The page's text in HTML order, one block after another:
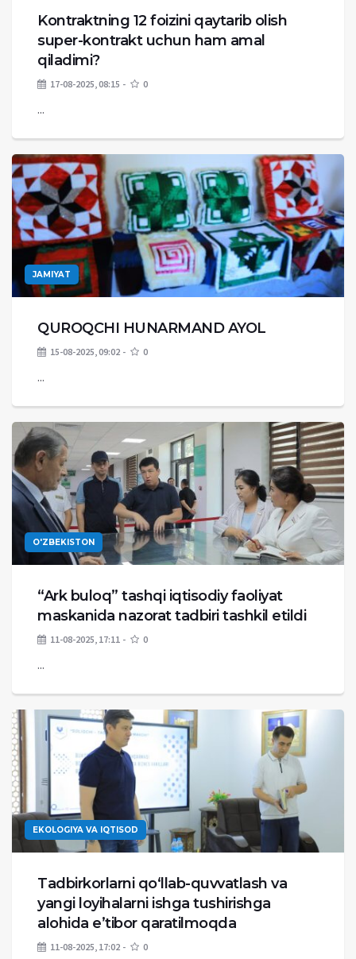
Kontraktning 12 foizini qaytarib olish
super-kontrakt uchun ham amal
qiladimi?
17-08-2025, 08:15 0
...
JAMIYAT
QUROQCHI HUNARMAND AYOL
15-08-2025, 09:02 0
...
O'ZBEKISTON
“Ark buloq” tashqi iqtisodiy faoliyat
maskanida nazorat tadbiri tashkil etildi
11-08-2025, 17:11 0
...
EKOLOGIYA VA IQTISOD
Tadbirkorlarni qo‘llab-quvvatlash va
yangi loyihalarni ishga tushirishga
alohida e’tibor qaratilmoqda
11-08-2025, 17:02 0